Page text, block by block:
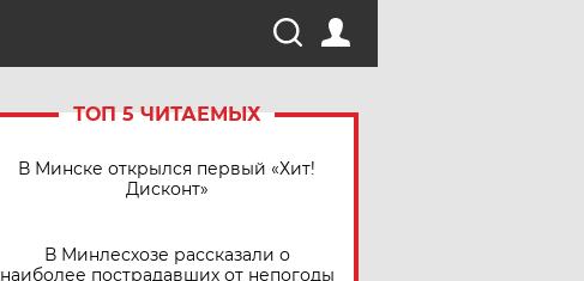
ТОП 5 ЧИТАЕМЫХ
В Минске открылся первый «Хит!
Дисконт»
В Минлесхозе рассказали о
наиболее пострадавших от непогоды